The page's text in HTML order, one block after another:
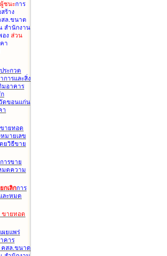
ผู้ชนะการ
ร้าง
สล.ขนาด
สำนักงาน
อง ส่วน
า
ประกวด
การและสิ่ง
มอาคาร
ดขอนแก่น
า
ขายทอด
มายเลข
ยวิธีขาย
การขาย
มดความ
ยกเลิกการ
ละหมด
ขายทอด
เผยแพร่
คาร
คสล.ขนาด